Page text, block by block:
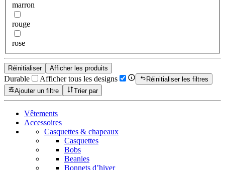
marron
rouge
rose
Réinitialiser Afficher les produits
Durable Afficher tous les designs
Réinitialiser les filtres
Ajouter un filtre
Trier par
Vêtements
Accessoires
Casquettes & chapeaux
Casquettes
Bobs
Beanies
Bonnets d’hiver